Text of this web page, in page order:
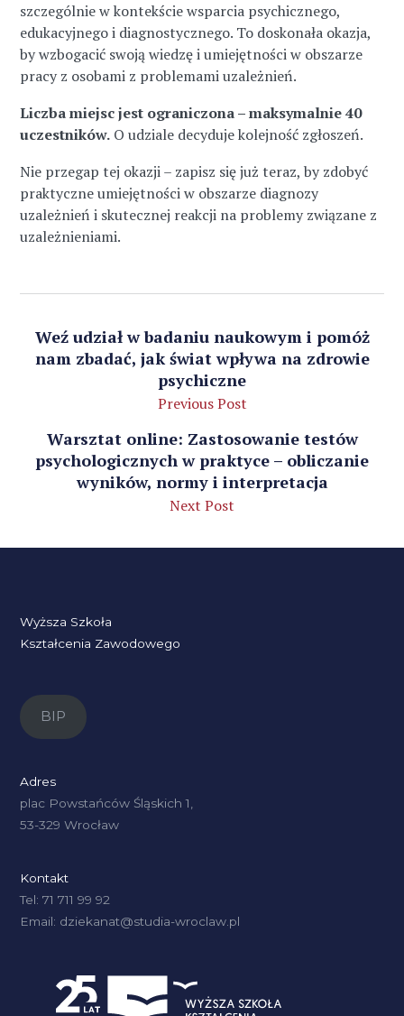
szczególnie w kontekście wsparcia psychicznego,
edukacyjnego i diagnostycznego. To doskonała okazja,
by wzbogacić swoją wiedzę i umiejętności w obszarze
pracy z osobami z problemami uzależnień.
Liczba miejsc jest ograniczona – maksymalnie 40
uczestników. O udziale decyduje kolejność zgłoszeń.
Nie przegap tej okazji – zapisz się już teraz, by zdobyć
praktyczne umiejętności w obszarze diagnozy
uzależnień i skutecznej reakcji na problemy związane z
uzależnieniami.
Weź udział w badaniu naukowym i pomóż
nam zbadać, jak świat wpływa na zdrowie
psychiczne
Previous Post
Warsztat online: Zastosowanie testów
psychologicznych w praktyce – obliczanie
wyników, normy i interpretacja
Next Post
Wyższa Szkoła
Kształcenia Zawodowego
BIP
Adres
plac Powstańców Śląskich 1,
53-329 Wrocław
Kontakt
Tel: 71 711 99 92
Email: dziekanat@studia-wroclaw.pl